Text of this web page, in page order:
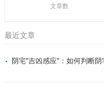
文章数
最近文章
阴宅"吉凶感应"：如何判断阴